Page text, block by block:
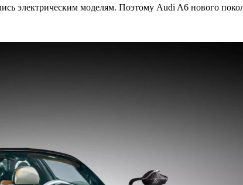
электрическим моделям. Поэтому Audi A6 нового